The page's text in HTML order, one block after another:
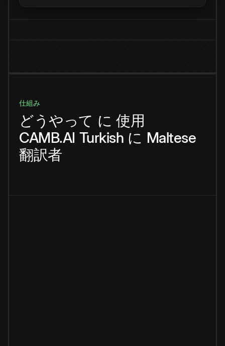
仕組み
どうやって に 使用
CAMB.AI Turkish に Maltese
翻訳者